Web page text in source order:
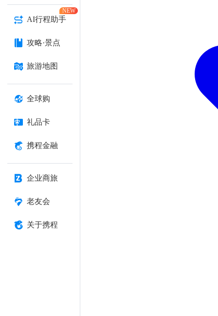
AI行程助手
NEW
攻略·景点
旅游地图
全球购
礼品卡
携程金融
企业商旅
老友会
关于携程